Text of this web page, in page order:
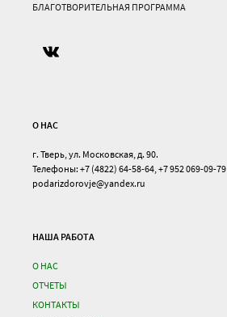
БЛАГОТВОРИТЕЛЬНАЯ ПРОГРАММА
О НАС
г. Тверь, ул. Московская, д. 90.
Телефоны: +7 (4822) 64-58-64, +7 952 069-09-79
podarizdorovje@yandex.ru
НАША РАБОТА
О НАС
ОТЧЕТЫ
КОНТАКТЫ